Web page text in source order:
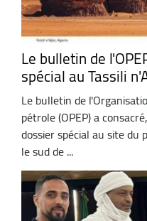
Le bulletin de
spécial au Tassili
Le bulletin de
pétrole (OPEP) a
dossier spécial au site du
le sud de ...